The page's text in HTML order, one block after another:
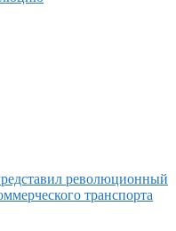
революционный
транспорта